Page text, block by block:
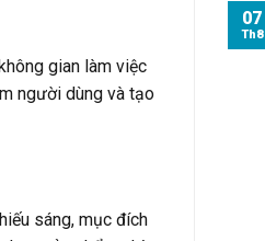
gian làm việc
người dùng và tạo
sáng, mục đích
07
Th8